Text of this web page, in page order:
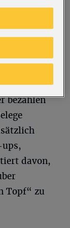
sollen
sofort
bezahlen
davon,
Topf“ zu